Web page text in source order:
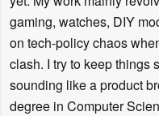
gaming, watches, DIY
on tech-policy chaos
clash. I try to keep things
sounding like a product
degree in Computer